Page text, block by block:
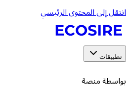
انتقل إلى المحتوى الرئيسي
تطبيقات
بواسطة منصة